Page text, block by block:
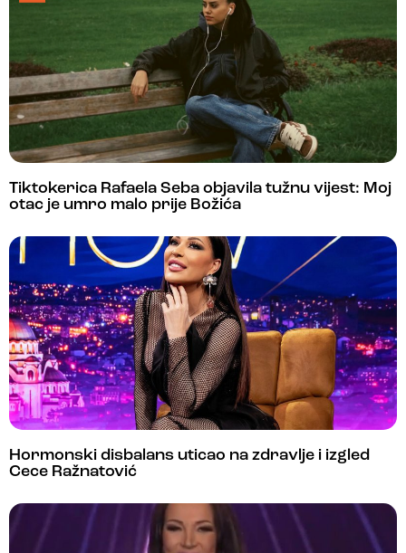
Tiktokerica Rafaela Seba objavila tužnu vijest: Moj
otac je umro malo prije Božića
Hormonski disbalans uticao na zdravlje i izgled
Cece Ražnatović